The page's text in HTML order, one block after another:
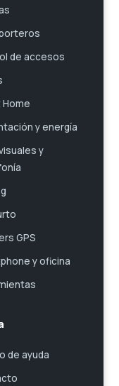
de accesos
Home
y energía
y
GPS
y oficina
de ayuda